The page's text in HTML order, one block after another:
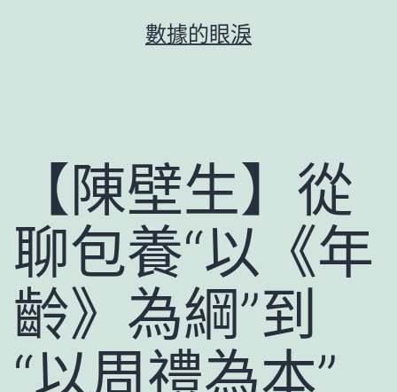
數據的眼淚
【陳壁生】從
聊包養“以《年
齡》為綱”到
“以周禮為本”